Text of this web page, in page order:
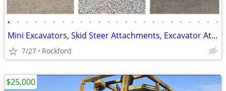
• • • • • • • • • • • • • • • • • • • • • • • •
Mini Excavators, Skid Steer Attachments, Excavator Attachments
7/27 Rockford
$25,000